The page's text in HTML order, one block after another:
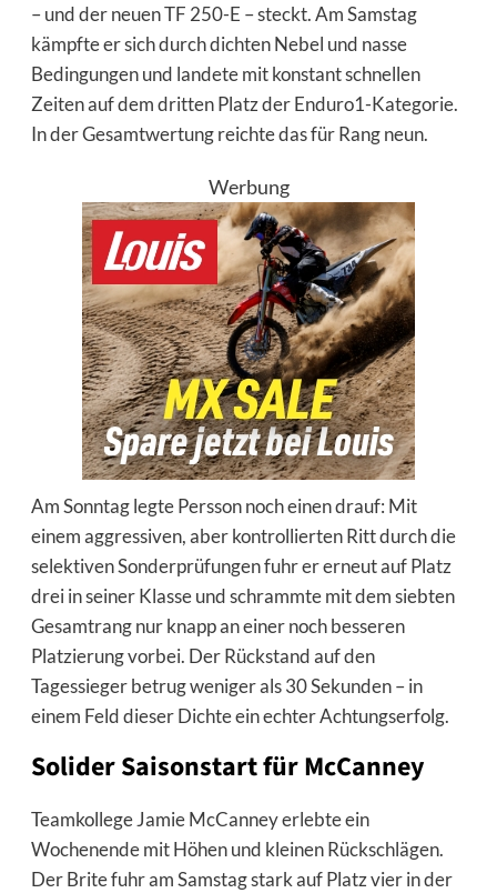
– und der neuen TF 250-E – steckt. Am Samstag
kämpfte er sich durch dichten Nebel und nasse
Bedingungen und landete mit konstant schnellen
Zeiten auf dem dritten Platz der Enduro1-Kategorie.
In der Gesamtwertung reichte das für Rang neun.
Werbung
Am Sonntag legte Persson noch einen drauf: Mit
einem aggressiven, aber kontrollierten Ritt durch die
selektiven Sonderprüfungen fuhr er erneut auf Platz
drei in seiner Klasse und schrammte mit dem siebten
Gesamtrang nur knapp an einer noch besseren
Platzierung vorbei. Der Rückstand auf den
Tagessieger betrug weniger als 30 Sekunden – in
einem Feld dieser Dichte ein echter Achtungserfolg.
Solider Saisonstart für McCanney
Teamkollege Jamie McCanney erlebte ein
Wochenende mit Höhen und kleinen Rückschlägen.
Der Brite fuhr am Samstag stark auf Platz vier in der